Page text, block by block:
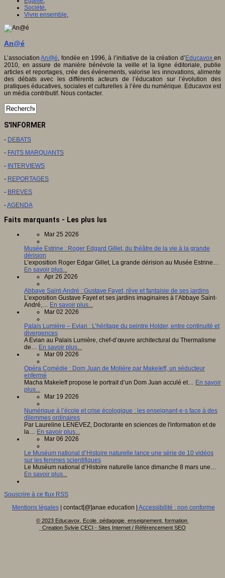
Société,
Vivre ensemble,
An@é
L’associationAn@é, fondée en 1996, à l’initiative de la création d’ Educavoxen
2010, en assure de manière bénévole la veille et la ligne éditoriale, publie
articles et reportages, crée des événements, valorise les innovations, alimente
des débats avec les différents acteurs de l’éducation sur l’évolution des
pratiques éducatives, sociales et culturelles à l’ère du numérique. Educavox est
un média contributif. Nous contacter.
S'INFORMER
- DEBATS
- FAITS MARQUANTS
- INTERVIEWS
- REPORTAGES
- BREVES
-AGENDA
Faits marquants - Les plus lus
Mar 25 2026
Musée Estrine : Roger Edgard Gillet, du théâtre de la vie à la grande
dérision
L’exposition Roger Edgar Gillet, La grande dérision au Musée Estrine…
En savoir plus...
Apr 26 2026
Abbaye Saint-André : Gustave Fayet, rêve et fantaisie de ses jardins
L’exposition Gustave Fayet et ses jardins imaginaires à l’Abbaye Saint-
André,… En savoir plus...
Mar 02 2026
Palais Lumière – Evian : L’héritage du peintre Holder, entre continuité et
divergences
A Evian au Palais Lumière, chef-d’œuvre architectural du Thermalisme
de… En savoir plus...
Mar 09 2026
Opéra Comédie : Dom Juan de Molière par Makeïeff, un séducteur
enfermé
Macha Makeïeff propose le portrait d’un Dom Juan acculé et… En savoir
plus...
Mar 19 2026
Numérique à l’école et crise écologique : les enseignant·e·s face à des
dilemmes ordinaires
Par Laureline LENEVEZ, Doctorante en sciences de l'information et de
la… En savoir plus...
Mar 06 2026
Le Muséum national d’Histoire naturelle lance une série de 10 vidéos
sur les femmes scientifiques
Le Muséum national d’Histoire naturelle lance dimanche 8 mars une…
En savoir plus...
Souscrire à ce flux RSS
Mentions légales| contact[@]anae.education | Accessibilité : non conforme
© 2023 Educavox, Ecole, pédagogie, enseignement, formation
Creation Sylvie CECI - Sites Internet / Référencement SEO